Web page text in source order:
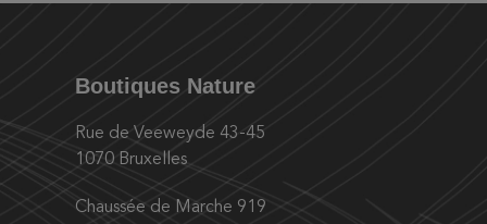
Boutiques Nature
Rue de Veeweyde 43-45
1070 Bruxelles
Chaussée de Marche 919